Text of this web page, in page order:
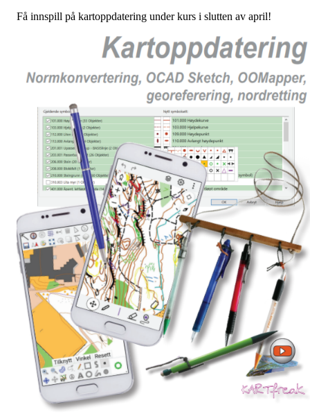
Få innspill på kartoppdatering under kurs i slutten av april!